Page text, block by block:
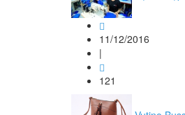
11/12/2016
|
121